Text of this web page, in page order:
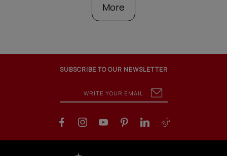
More
SUBSCRIBE TO OUR NEWSLETTER